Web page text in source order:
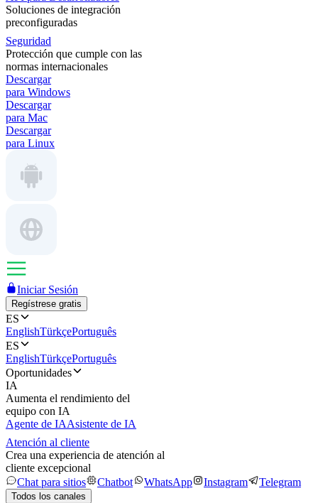
Soluciones de integración
preconfiguradas
Seguridad
Protección que cumple con las
normas internacionales
Descargar
para Windows
Descargar
para Mac
Descargar
para Linux
Iniciar Sesión
Regístrese gratis
ES
EnglishTürkçePortuguês
ES
EnglishTürkçePortuguês
Oportunidades
IA
Aumenta el rendimiento del
equipo con IA
Agente de IAAsistente de IA
Atención al cliente
Crea una experiencia de atención al
cliente excepcional
Chat para sitios
Chatbot WhatsApp Instagram Telegram
Todos los canales